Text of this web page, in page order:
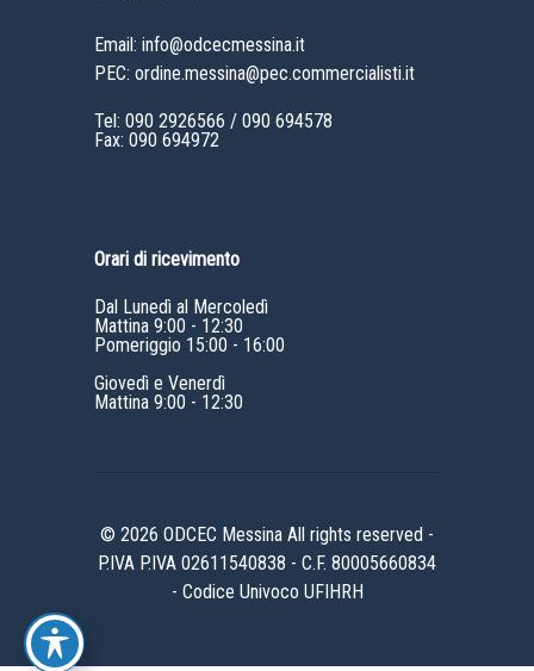
Email: info@odcecmessina.it
PEC: ordine.messina@pec.commercialisti.it
Tel: 090 2926566 / 090 694578
Fax: 090 694972
Orari di ricevimento
Dal Lunedì al Mercoledì
Mattina 9:00 - 12:30
Pomeriggio 15:00 - 16:00
Giovedì e Venerdì
Mattina 9:00 - 12:30
© 2026 ODCEC Messina All rights reserved -
P.IVA P.IVA 02611540838 - C.F. 80005660834
- Codice Univoco UFIHRH